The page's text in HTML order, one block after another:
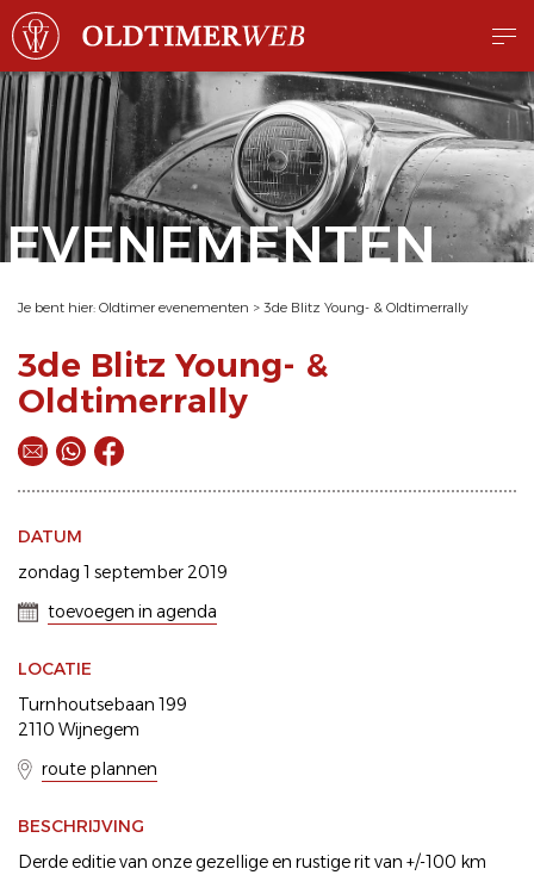
EVENEMENTEN
Je bent hier: Oldtimer evenementen > 3de Blitz Young- & Oldtimerrally
3de Blitz Young- &
Oldtimerrally
DATUM
zondag 1 september 2019
toevoegen in agenda
LOCATIE
Turnhoutsebaan 199
2110 Wijnegem
route plannen
BESCHRIJVING
Derde editie van onze gezellige en rustige rit van +/-100 km